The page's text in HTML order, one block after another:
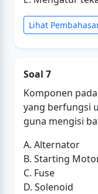
Lihat
Soal 7
Komponen
yang berfungsi
guna mengisi
A. Alternator
B. Starting
C. Fuse
D. Solenoid